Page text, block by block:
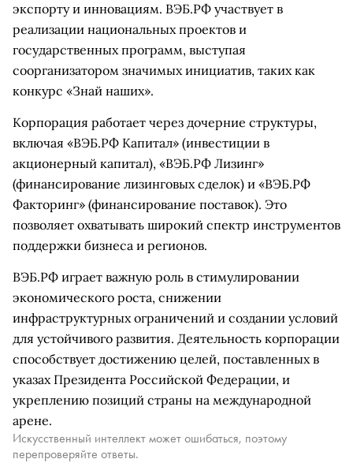
экспорту и инновациям. ВЭБ.РФ участвует в
реализации национальных проектов и
государственных программ, выступая
соорганизатором значимых инициатив, таких как
конкурс «Знай наших».
Корпорация работает через дочерние структуры,
включая «ВЭБ.РФ Капитал» (инвестиции в
акционерный капитал), «ВЭБ.РФ Лизинг»
(финансирование лизинговых сделок) и «ВЭБ.РФ
Факторинг» (финансирование поставок). Это
позволяет охватывать широкий спектр инструментов
поддержки бизнеса и регионов.
ВЭБ.РФ играет важную роль в стимулировании
экономического роста, снижении
инфраструктурных ограничений и создании условий
для устойчивого развития. Деятельность корпорации
способствует достижению целей, поставленных в
указах Президента Российской Федерации, и
укреплению позиций страны на международной
арене.
Искусственный интеллект может ошибаться, поэтому
перепроверяйте ответы.